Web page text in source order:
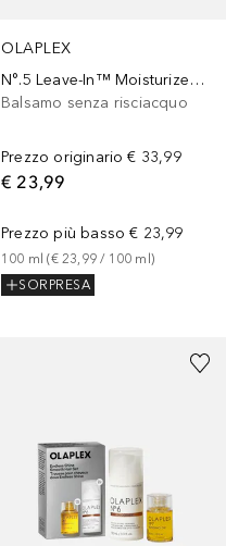
OLAPLEX
N°.5 Leave-In™ Moisturize & Mend Leave in Conditioner
Balsamo senza risciacquo
Prezzo originario € 33,99
€ 23,99
Prezzo più basso € 23,99
100 ml (€ 23,99 / 100 ml)
SORPRESA